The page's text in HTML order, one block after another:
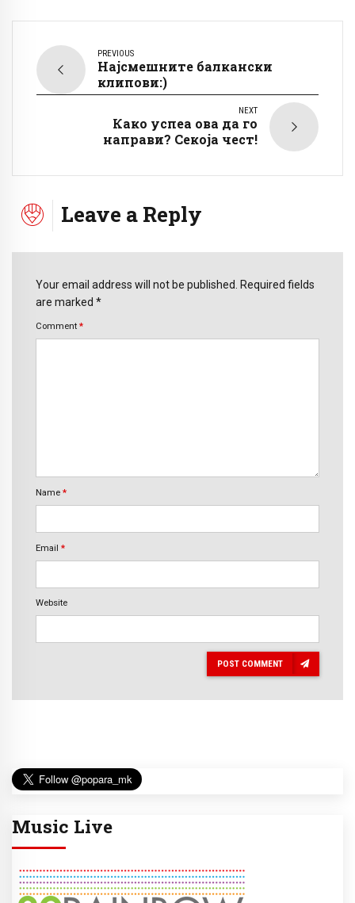
PREVIOUS
Најсмешните балкански
клипови:)
NEXT
Како успеа ова да го
направи? Секоја чест!
Leave a Reply
Your email address will not be published. Required fields
are marked *
Comment *
Name *
Email *
Website
POST COMMENT
Music Live